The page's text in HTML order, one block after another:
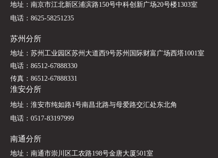
地址：南京市江北新区浦滨路150号中科创新广场20号楼1303室
电话：8625-58251235
苏州分所
地址：苏州工业园区苏州大道西9号苏州国际财富广场西塔1001室
电话：86512-67888330
传真：86512-67888331
淮安分所
地址：淮安市纯如路1号南昌北路与母爱路交汇处东北角
电话：0517-83197999
南通分所
地址：南通市崇川区工农路198号金唐大厦501室